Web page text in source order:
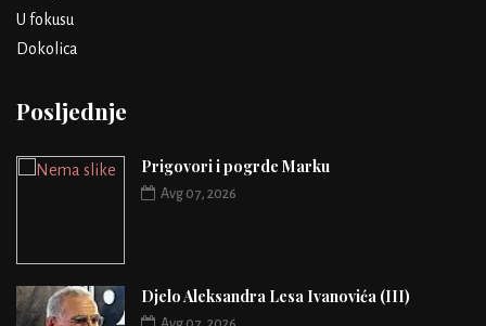
U fokusu
Dokolica
Posljednje
Prigovori i pogrde Marku
Avg 07, 2026
Djelo Aleksandra Lesa Ivanovića (III)